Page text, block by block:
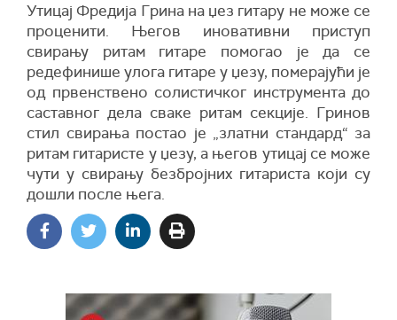
Утицај Фредија Грина на џез гитару не може се
проценити. Његов иновативни приступ
свирању ритам гитаре помогао је да се
редефинише улога гитаре у џезу, померајући је
од првенствено солистичког инструмента до
саставног дела сваке ритам секције. Гринов
стил свирања постао је „златни стандард“ за
ритам гитаристе у џезу, а његов утицај се може
чути у свирању безбројних гитариста који су
дошли после њега.